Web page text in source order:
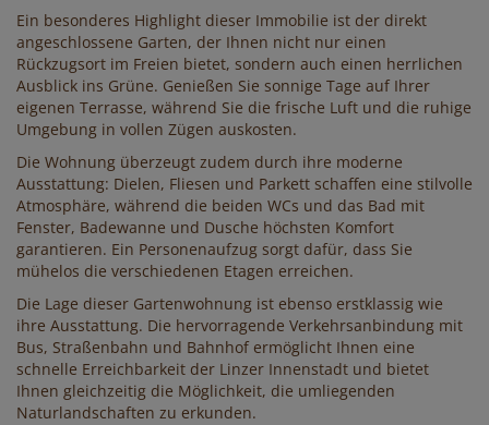
Ein besonderes Highlight dieser Immobilie ist der direkt
angeschlossene Garten, der Ihnen nicht nur einen
Rückzugsort im Freien bietet, sondern auch einen herrlichen
Ausblick ins Grüne. Genießen Sie sonnige Tage auf Ihrer
eigenen Terrasse, während Sie die frische Luft und die ruhige
Umgebung in vollen Zügen auskosten.
Die Wohnung überzeugt zudem durch ihre moderne
Ausstattung: Dielen, Fliesen und Parkett schaffen eine stilvolle
Atmosphäre, während die beiden WCs und das Bad mit
Fenster, Badewanne und Dusche höchsten Komfort
garantieren. Ein Personenaufzug sorgt dafür, dass Sie
mühelos die verschiedenen Etagen erreichen.
Die Lage dieser Gartenwohnung ist ebenso erstklassig wie
ihre Ausstattung. Die hervorragende Verkehrsanbindung mit
Bus, Straßenbahn und Bahnhof ermöglicht Ihnen eine
schnelle Erreichbarkeit der Linzer Innenstadt und bietet
Ihnen gleichzeitig die Möglichkeit, die umliegenden
Naturlandschaften zu erkunden.